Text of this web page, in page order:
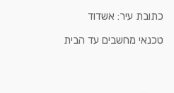
כתובת עיר: אשדוד
טכנאי מחשבים עד הבית